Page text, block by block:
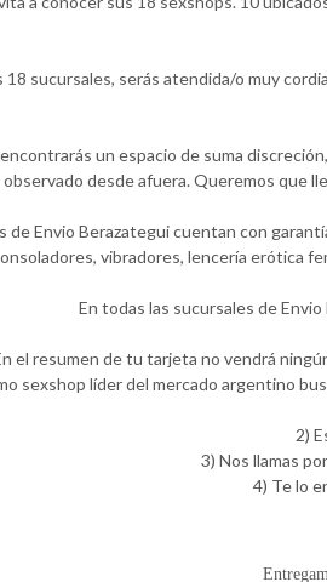
18 sucursales, serás atendida/o muy
un espacio de suma
desde afuera. Queremos que
Envio Berazategui cuentan con
vibradores, lencería erótica
En todas las sucursales de
el resumen de tu tarjeta no vendrá
sexshop líder del mercado argentino
2)
3) Nos llamas
4) Te lo